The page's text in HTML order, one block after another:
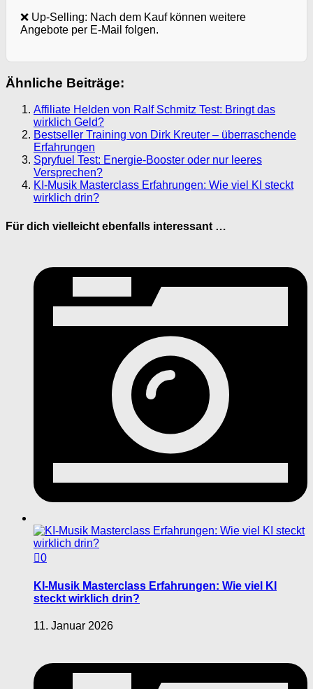
❌ Up-Selling: Nach dem Kauf können weitere
Angebote per E-Mail folgen.
Ähnliche Beiträge:
Affiliate Helden von Ralf Schmitz Test: Bringt das
wirklich Geld?
Bestseller Training von Dirk Kreuter – überraschende
Erfahrungen
Spryfuel Test: Energie-Booster oder nur leeres
Versprechen?
KI-Musik Masterclass Erfahrungen: Wie viel KI steckt
wirklich drin?
Für dich vielleicht ebenfalls interessant …
0
KI-Musik Masterclass Erfahrungen: Wie viel KI
steckt wirklich drin?
11. Januar 2026